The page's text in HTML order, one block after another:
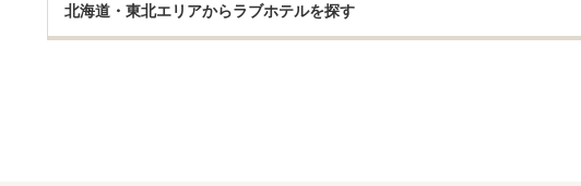
北海道・東北エリアからラブホテルを探す